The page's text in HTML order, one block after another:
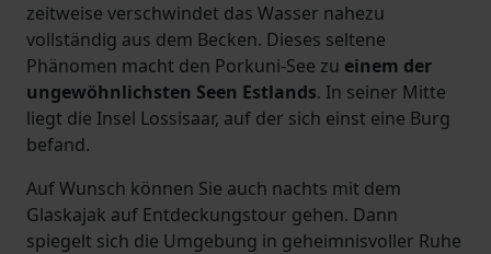
zeitweise verschwindet das Wasser nahezu
vollständig aus dem Becken. Dieses seltene
Phänomen macht den Porkuni-See zu einem der
ungewöhnlichsten Seen Estlands. In seiner Mitte
liegt die Insel Lossisaar, auf der sich einst eine Burg
befand.
Auf Wunsch können Sie auch nachts mit dem
Glaskajak auf Entdeckungstour gehen. Dann
spiegelt sich die Umgebung in geheimnisvoller Ruhe